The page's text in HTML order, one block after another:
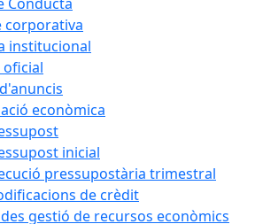
corporativa
institucional
econòmica
inicial
pressupostària trimestral
de crèdit
gestió de recursos econòmics